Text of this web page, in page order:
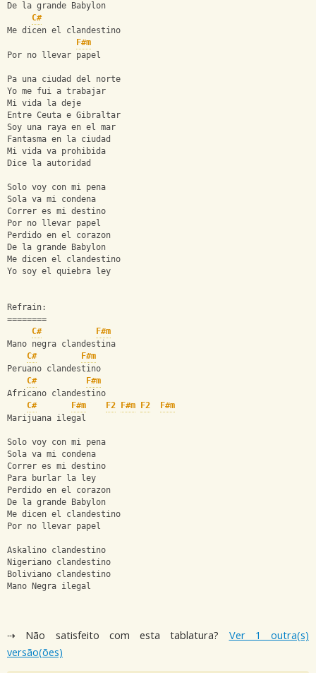
De la grande Babylon
C#
Me dicen el clandestino
F#m
Por no llevar papel
Pa una ciudad del norte
Yo me fui a trabajar
Mi vida la deje
Entre Ceuta e Gibraltar
Soy una raya en el mar
Fantasma en la ciudad
Mi vida va prohibida
Dice la autoridad
Solo voy con mi pena
Sola va mi condena
Correr es mi destino
Por no llevar papel
Perdido en el corazon
De la grande Babylon
Me dicen el clandestino
Yo soy el quiebra ley
Refrain:
========
C#
F#m
Mano negra clandestina
C#
F#m
Peruano clandestino
C#
F#m
Africano clandestino
C#
F#m F2 F#m F2
F#m
Marijuana ilegal
Solo voy con mi pena
Sola va mi condena
Correr es mi destino
Para burlar la ley
Perdido en el corazon
De la grande Babylon
Me dicen el clandestino
Por no llevar papel
Askalino clandestino
Nigeriano clandestino
Boliviano clandestino
Mano Negra ilegal
⇢ Não satisfeito com esta tablatura? Ver 1 outra(s)
versão(ões)